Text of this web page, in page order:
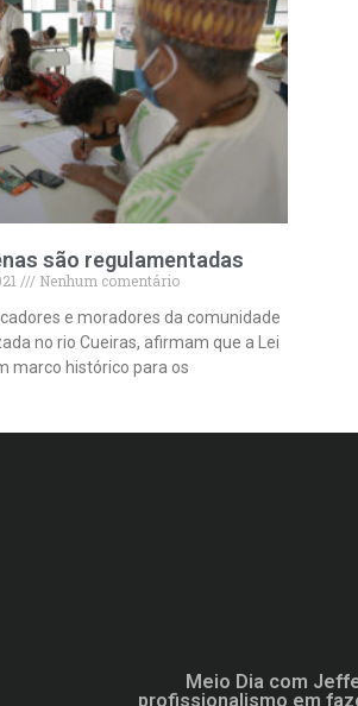
são regulamentadas
Nenhum comentário
e moradores da comunidade
no rio Cueiras, afirmam que a Lei
marco histórico para os
Meio Dia com
profissionalismo em